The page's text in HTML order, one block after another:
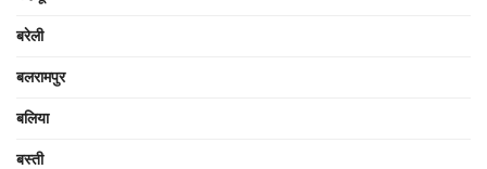
बरेली
बलरामपुर
बलिया
बस्ती